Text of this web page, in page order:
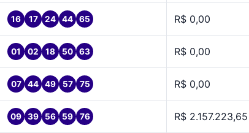
16 17 24 44 65 R$ 0,00
01 02 18 50 63 R$ 0,00
07 44 49 57 75 R$ 0,00
09 39 56 59 76 R$ 2.157.223,65